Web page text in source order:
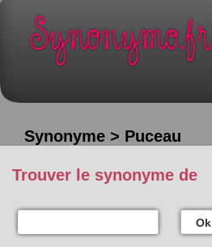
Synonyme > Puceau
Trouver le synonyme de
Ok